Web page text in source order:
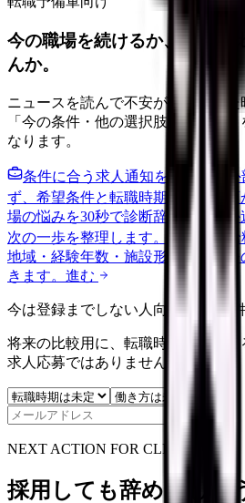
今の職場を続けるか、条件を
んか。
ニュースを読んで不安が強くなった
「今の条件・他の選択肢・相談先
なります。
条件に合う求人通知を受け取る
ず、希望条件と転職時期を自社で預
場の悩みを30秒で診断辞めるべきか
次の一歩を整理します。
進む
給
地域・経験年数・施設形態から、
きます。 進む
今は登録までしない人向け: 希望条
将来の比較用に、転職時期と気にな
求人応募ではありません。
保存
NEXT ACTION FOR CLINICS
採用しても辞めてしま